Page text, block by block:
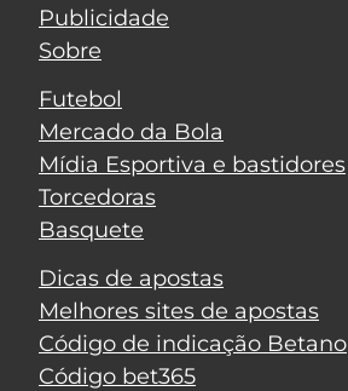
Publicidade
Sobre
Futebol
Mercado da Bola
Mídia Esportiva e bastidores
Torcedoras
Basquete
Dicas de apostas
Melhores sites de apostas
Código de indicação Betano
Código bet365